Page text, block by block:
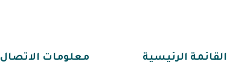
القائمة الرئيسية معلومات الاتصال